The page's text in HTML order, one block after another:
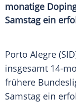
monatige
Samstag ein
Porto Alegre
insgesamt 14-
frühere
Samstag ein